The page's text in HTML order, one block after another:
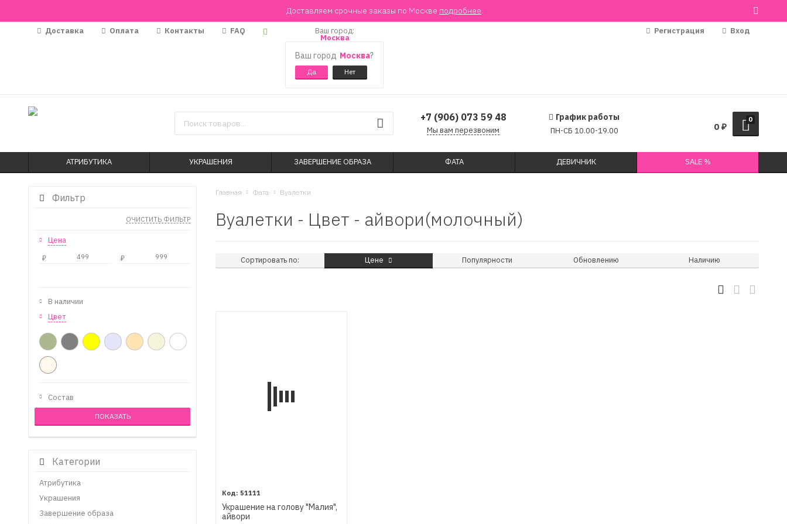
Доставляем срочные заказы по Москве подробнее.
Доставка Оплата Контакты FAQ Ваш город:
Москва
Ваш город Москва?
Регистрация Вход
+7 (906) 073 59 48
Мы вам перезвоним
График работы
ПН-СБ 10.00-19.00
0
0 ₽
АТРИБУТИКА УКРАШЕНИЯ ЗАВЕРШЕНИЕ ОБРАЗА ФАТА ДЕВИЧНИК SALE %
Фильтр
ОЧИСТИТЬ ФИЛЬТР
Цена
₽ ₽
В наличии
Цвет
Состав
Категории
Атрибутика
Украшения
Завершение образа
Главная Фата Вуалетки
Вуалетки - Цвет - айвори(молочный)
Сортировать по: Цене Популярности Обновлению Наличию
51111
Украшение на голову "Малия",
айвори